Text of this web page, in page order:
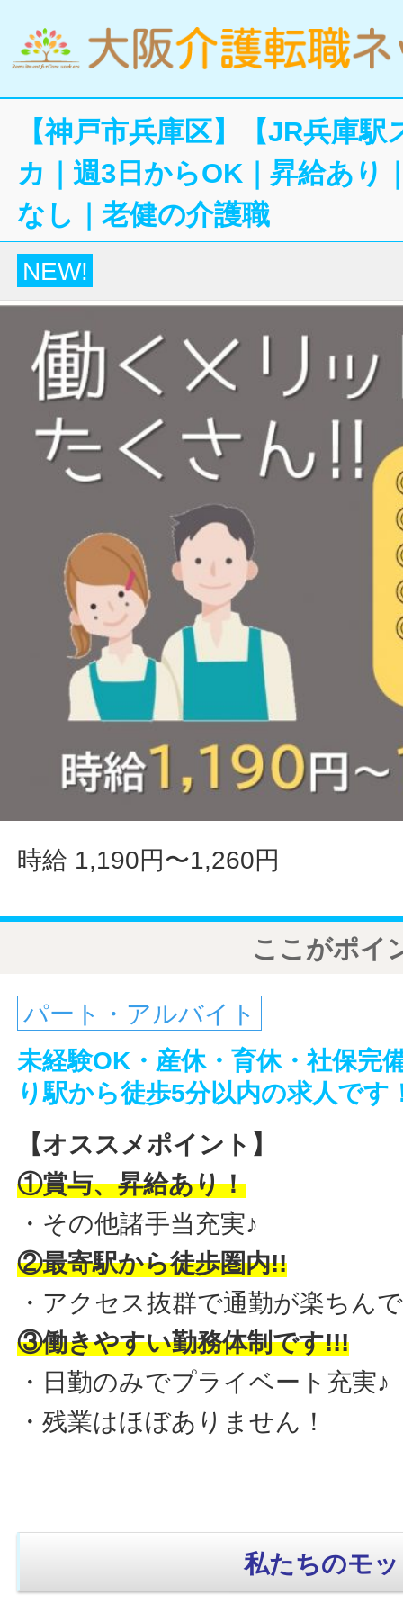
【神戸市兵庫区】【JR兵庫
カ｜週3日からOK｜昇給あり
なし｜老健の介護職
NEW!
時給 1,190円〜1,260円
ここがポイ
パート・アルバイト
未経験OK・産休・育休・社保完
り駅から徒歩5分以内の求人です
【オススメポイント】
①賞与、昇給あり！
・その他諸手当充実♪
②最寄駅から徒歩圏内!!
・アクセス抜群で通勤が楽ちん
③働きやすい勤務体制です!!!
・日勤のみでプライベート充実♪
・残業はほぼありません！
私たちのモ